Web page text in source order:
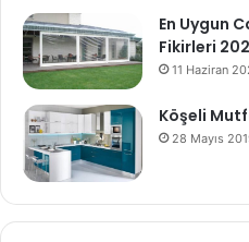
En Uygun
Fikirleri
11 Haziran
Köşeli
28 Mayıs